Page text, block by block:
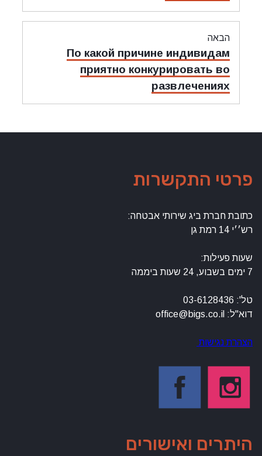
הבאה
מאמר
הבאה:
По какой причине индивидам
приятно конкурировать во
развлечениях
פרטי התקשרות
כתובת חברת ביג שירותי אבטחה:
רש׳׳י 14 רמת גן
שעות פעילות:
7 ימים בשבוע, 24 שעות ביממה
טל': 03-6128436
דוא"ל: office@bigs.co.il
הצהרת נגישות
היתרים ואישורים